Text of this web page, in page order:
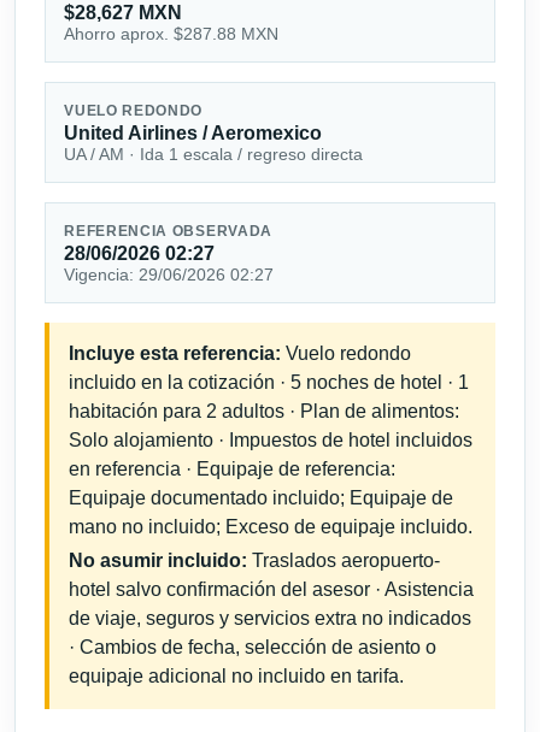
$28,627 MXN
Ahorro aprox. $287.88 MXN
VUELO REDONDO
United Airlines / Aeromexico
UA / AM · Ida 1 escala / regreso directa
REFERENCIA OBSERVADA
28/06/2026 02:27
Vigencia: 29/06/2026 02:27
Incluye esta referencia: Vuelo redondo
incluido en la cotización · 5 noches de hotel · 1
habitación para 2 adultos · Plan de alimentos:
Solo alojamiento · Impuestos de hotel incluidos
en referencia · Equipaje de referencia:
Equipaje documentado incluido; Equipaje de
mano no incluido; Exceso de equipaje incluido.
No asumir incluido: Traslados aeropuerto-
hotel salvo confirmación del asesor · Asistencia
de viaje, seguros y servicios extra no indicados
· Cambios de fecha, selección de asiento o
equipaje adicional no incluido en tarifa.